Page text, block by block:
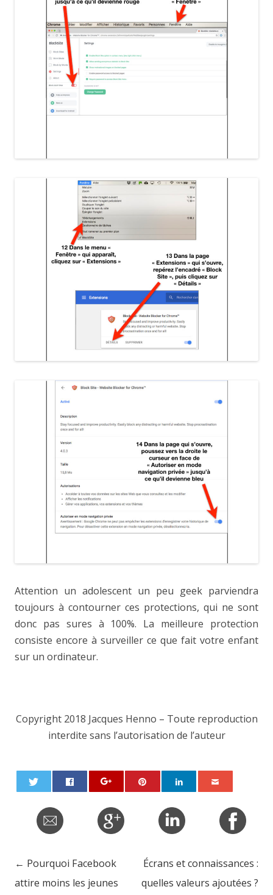
Attention un adolescent un peu geek parviendra
toujours à contourner ces protections, qui ne sont
donc pas sures à 100%. La meilleure protection
consiste encore à surveiller ce que fait votre enfant
sur un ordinateur.
Copyright 2018 Jacques Henno – Toute reproduction
interdite sans l’autorisation de l’auteur
Post navigation
← Pourquoi Facebook
attire moins les jeunes
Écrans et connaissances :
quelles valeurs ajoutées ?